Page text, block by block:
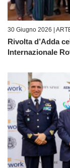
30 Giugno 2026 |
Rivolta d’Adda
Internazionale